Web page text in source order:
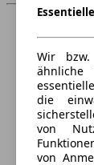
Wir
die
von
von